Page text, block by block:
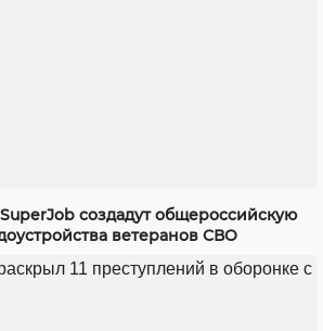
создадут общероссийскую
ветеранов СВО